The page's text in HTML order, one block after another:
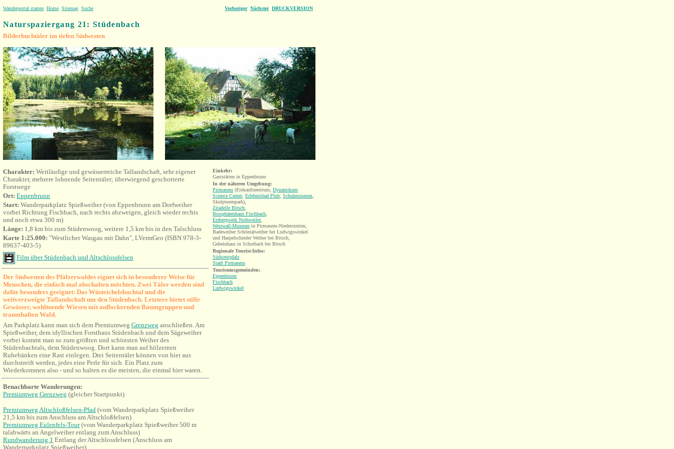
Wanderportal starten Home Sitemap Suche Vorheriger Nächster DRUCKVERSION
Naturspaziergang 21: Stüdenbach
Bilderbuchtäler im tiefen Südwesten
Charakter: Weitläufige und gewässerreiche Tallandschaft, sehr eigener
Charakter, mehrere lohnende Seitentäler; überwiegend geschotterte
Forstwege
Ort: Eppenbrunn
Start: Wanderparkplatz Spießweiher (von Eppenbrunn am Dorfweiher
vorbei Richtung Fischbach, nach rechts abzweigen, gleich wieder rechts
und noch etwa 300 m)
Länge: 1,8 km bis zum Stüdenwoog, weitere 1,5 km bis in den Talschluss
Karte 1:25.000: "Westlicher Wasgau mit Dahn", LVermGeo (ISBN 978-3-
89637-403-5)
Film über Stüdenbach und Altschlossfelsen
Der Südwesten des Pfälzerwaldes eignet sich in besonderer Weise für
Menschen, die einfach mal abschalten möchten. Zwei Täler werden sind
dafür besonders geeignet: Das Wüsteichelsbachtal und die
weitverzweigte Tallandschaft um den Stüdenbach. Letztere bietet stille
Gewässer, wohltuende Wiesen mit auflockernden Baumgruppen und
traumhaften Wald.
Am Parkplatz kann man sich dem Premiumweg Grenzweg anschließen. Am
Spießweiher, dem idyllischen Forsthaus Stüdenbach und dem Sägeweiher
vorbei kommt man so zum größten und schönsten Weiher des
Stüdenbachtals, dem Stüdenwoog. Dort kann man auf hölzernen
Ruhebänken eine Rast einlegen. Drei Seitentäler können von hier aus
durchstreift werden, jedes eine Perle für sich. Ein Platz zum
Wiederkommen also - und so halten es die meisten, die einmal hier waren.
Benachbarte Wanderungen:
Premiumweg Grenzweg (gleicher Startpunkt)
Premiumweg Altschloßfelsen-Pfad (vom Wanderparkplatz Spießweiher
21,5 km bis zum Anschluss am Altschloßfelsen)
Premiumweg Eulenfels-Tour(vom Wanderparkplatz Spießweiher 500 m
talabwärts an Angelweiher entlang zum Anschluss)
Rundwanderung 1 Entlang der Altschlossfelsen (Anschluss am
Wanderparkplatz Spießweiher)
Einkehr:
Gaststätten in Eppenbrunn
In der näheren Umgebung:
Pirmasens (Einkaufszentrum, Dynamikum
Science Center, Erlebnisbad Plub Schuhmuseum
Skulpturenpark),
Zitadelle Bitsch
Biosphärenhaus Fischbach
Erzbergwerk Nothweiler,
Westwall-Museum in Pirmasens-Niedersimten
Badeweiher Schöntalweiher bei Ludwigswinkel
und Haspelschieder Weiher bei Bitsch
Gebeinhaus in Schorbach bei Bitsch
Regionale Tourist-Infos:
Südwestpfalz
Stadt Pirmasens
Tourismusgemeinden:
Eppenbrunn
Fischbach
Ludwigswinkel